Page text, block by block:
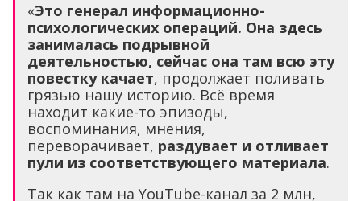
«Это генерал информационно-
психологических операций. Она здесь
занималась подрывной
деятельностью, сейчас она там всю эту
повестку качает, продолжает поливать
грязью нашу историю. Всё время
находит какие-то эпизоды,
воспоминания, мнения,
переворачивает, раздувает и отливает
пули из соответствующего материала.
Так как там на YouTube-канал за 2 млн,